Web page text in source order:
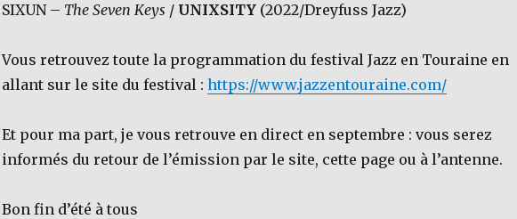
SIXUN – The Seven Keys / UNIXSITY(2022/Dreyfuss Jazz)
Vous retrouvez toute la programmation du festival Jazz en Touraine en
allant sur le site du festival : https://www.jazzentouraine.com/
Et pour ma part, je vous retrouve en direct en septembre : vous serez
informés du retour de l’émission par le site, cette page ou à l’antenne.
Bon fin d’été à tous